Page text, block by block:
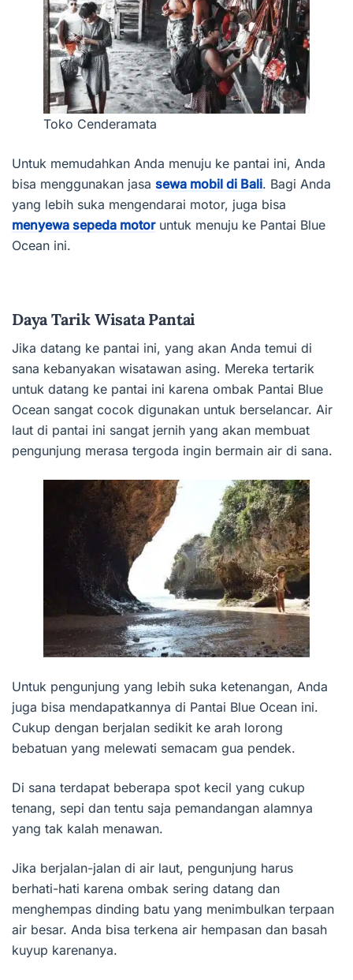
Toko Cenderamata
Untuk memudahkan Anda menuju ke pantai ini, Anda
bisa menggunakan jasa sewa mobil di Bali. Bagi Anda
yang lebih suka mengendarai motor, juga bisa
menyewa sepeda motoruntuk menuju ke Pantai Blue
Ocean ini.
Daya Tarik Wisata Pantai
Jika datang ke pantai ini, yang akan Anda temui di
sana kebanyakan wisatawan asing. Mereka tertarik
untuk datang ke pantai ini karena ombak Pantai Blue
Ocean sangat cocok digunakan untuk berselancar. Air
laut di pantai ini sangat jernih yang akan membuat
pengunjung merasa tergoda ingin bermain air di sana.
Untuk pengunjung yang lebih suka ketenangan, Anda
juga bisa mendapatkannya di Pantai Blue Ocean ini.
Cukup dengan berjalan sedikit ke arah lorong
bebatuan yang melewati semacam gua pendek.
Di sana terdapat beberapa spot kecil yang cukup
tenang, sepi dan tentu saja pemandangan alamnya
yang tak kalah menawan.
Jika berjalan-jalan di air laut, pengunjung harus
berhati-hati karena ombak sering datang dan
menghempas dinding batu yang menimbulkan terpaan
air besar. Anda bisa terkena air hempasan dan basah
kuyup karenanya.